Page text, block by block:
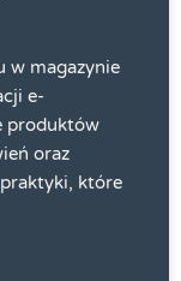
w magazynie
e-
produktów
oraz
które